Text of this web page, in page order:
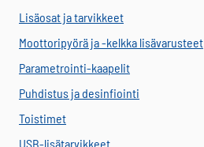
Lisäosat ja tarvikkeet
Moottoripyörä ja -kelkka lisävarusteet
Parametrointi-kaapelit
Puhdistus ja desinfiointi
Toistimet
USB-lisätarvikkeet